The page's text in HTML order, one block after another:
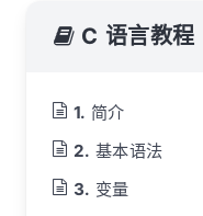
C 语言教程
简介
基本语法
变量